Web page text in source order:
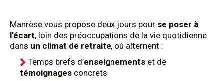
Manrèse vous propose deux jours pour se poser à
l’écart, loin des préoccupations de la vie quotidienne
dans un climat de retraite, où alternent :
Temps brefs d’enseignements et de
témoignages concrets